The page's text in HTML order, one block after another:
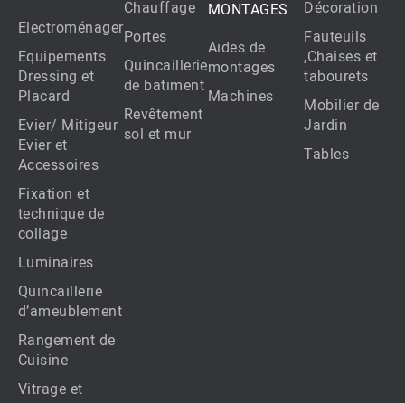
Electroménager
Equipements
Dressing et
Placard
Evier/ Mitigeur
Evier et
Accessoires
Fixation et
technique de
collage
Luminaires
Quincaillerie
d’ameublement
Rangement de
Cuisine
Vitrage et
Chauffage
Portes
Quincaillerie
de batiment
Revêtement
sol et mur
MONTAGES
Aides de
montages
Machines
Décoration
Fauteuils
,Chaises et
tabourets
Mobilier de
Jardin
Tables